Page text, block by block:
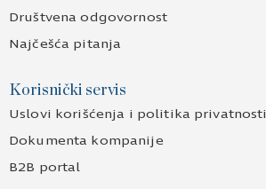
Društvena odgovornost
Najčešća pitanja
Korisnički servis
Uslovi korišćenja i politika privatnosti
Dokumenta kompanije
B2B portal